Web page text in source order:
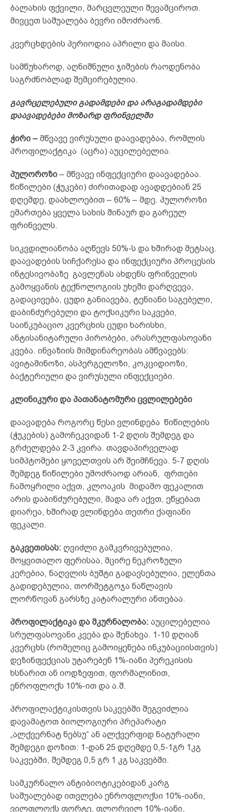
ბალახის ფქვილი, მარცვლეული შევამციროთ.
მივცეთ საშუალება ბევრი იმოძრაონ.
კვერცხდების პერიოდია აპრილი და მაისი.
სამწუხაროდ, აღნიშნული ჯიშების რაოდენობა
საგრძნობლად შემცირებულია.
გავრცელებული გადამდები და არაგადამდები
დაავადებები მოზარდ ფრინველში
ჭირი – მწვავე ვირუსული დაავადებაა, რომლის
პროფილაქტიკა (აცრა) აუცილებელია.
პულოროზი – მწვავე ინფექციური დაავადებაა.
წიწილები (ჭუკები) ძირითადად ავადდებიან 25
დღემდე, დაახლოებით – 60% – მდე. პულოროზი
ემართება ყველა სახის შინაურ და გარეულ
ფრინველს.
სიკვდილიანობა აღწევს 50%-ს და ხშირად მეტსაც.
დაავადების სიჩქარესა და ინფექციური პროცესის
ინტესივობაზე გავლენას ახდენს ფრინველის
გამოყვანის ტექნოლოგიის უხეში დარღვევა,
გადაცივება, ცუდი განიავება, ტენიანი საგებელი,
დაბინძურებული და ტოქსიკური საკვები,
საინკუბაციო კვერცხის ცუდი ხარისხი,
ანტისანიტარული პირობები, არასრულფასოვანი
კვება. ინვაზიის მიმდინარეობას ამწვავებს:
ავიტამინოზი, ასპერგელოზი, კოკციდიოზი,
ბაქტერიული და ვირუსული ინფექციები.
კლინიკური და პათანატომური ცვლილებები
დაავადება როგორც წესი ვლინდება წიწილების
(ჭუკების) გამოჩეკვიდან 1-2 დღის შემდეგ და
გრძელდება 2-3 კვირა. თავდაპირველად
სიმპტომები ყოველთვის არ შეიმჩნევა. 5-7 დღის
შემდეგ წიწილები უმოძრაოდ არიან, ფრთები
ჩამოყრილი აქვთ, კლოაკის მიდამო ფეკალით
არის დაბინძურებული, მადა არ აქვთ, ეწყებათ
დიარეა, ხშირად ვლინდება თეთრი ქაფიანი
ფეკალი.
გაკვეთისას: ღვიძლი გამკვრივებულია,
მოყვითალო ფერისაა, მცირე ნეკროზული
კერებია, ნაღვლის ბუშტი გადავსებულია, ელენთა
გადიდებულია, თორმეტგოჯა ნაწლავის
ლორწოვან გარსზე კატარალური ანთებაა.
პროფილაქტიკა და მკურნალობა: აუცილებელია
სრულფასოვანი კვება და შენახვა. 1-10 დღიან
კვერცხს (რომელიც გამოიყენება ინკუბაციისთვის)
დეზინფექციას უტარებენ 1%-იანი პერეკისის
ხსნარით ან იოდზეფით, ფორმალინით,
ენროფლოქს 10%-ით და ა.შ.
პროფილაქტიკისთვის საკვებში შეგვიძლია
დავამატოთ ბიოლოგიური პრეპარატი
„ალქვერნატ ნებსუ“ ან ალქვერფიდ ნატურალი
შემდეგი დოზით: 1-დან 25 დღემდე 0,5-1გრ 1კგ
საკვებში, შემდეგ 0,5 გრ 1 კგ საკვებში.
სამკურნალო ანტიბიოტიკებიდან კარგ
საშუალებად ითვლება ენროფლოქსი 10%-იანი,
ვილფლოქს ფორტე, ფლორვილ 10%-იანი,